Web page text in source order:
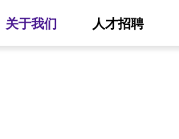
关于我们 人才招聘